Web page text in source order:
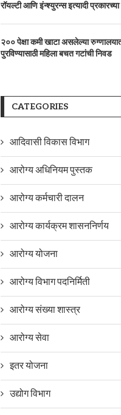
रॉयल्टी आणि इंन्श्युरन्स इत्यादी
२०० पेक्षा कमी खाटा असलेल्या
पुरविण्यासाठी महिला बचत गटांची निवड
CATEGORIES
आदिवासी विकास विभाग
आरोग्य अधिनियम पुस्तक
आरोग्य कर्मचारी दालन
आरोग्य कार्यक्रम शासननिर्णय
आरोग्य योजना
आरोग्य विभाग पदनिर्मिती
आरोग्य संख्या शास्त्र
आरोग्य सेवा
इतर योजना
उद्योग विभाग